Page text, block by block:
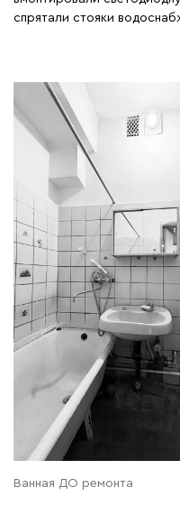
спрятали стояки
Ванная ДО ремонта